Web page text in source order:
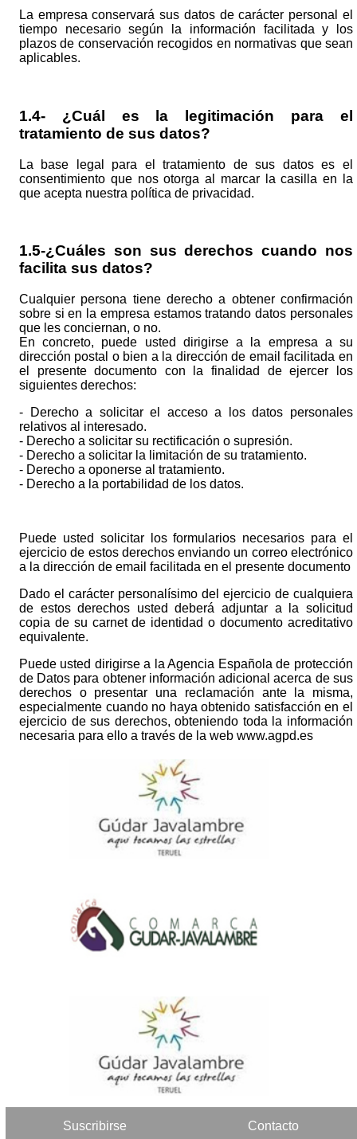
La empresa conservará sus datos de carácter personal el
tiempo necesario según la información facilitada y los
plazos de conservación recogidos en normativas que sean
aplicables.
1.4- ¿Cuál es la legitimación para el
tratamiento de sus datos?
La base legal para el tratamiento de sus datos es el
consentimiento que nos otorga al marcar la casilla en la
que acepta nuestra política de privacidad.
1.5-¿Cuáles son sus derechos cuando nos
facilita sus datos?
Cualquier persona tiene derecho a obtener confirmación
sobre si en la empresa estamos tratando datos personales
que les conciernan, o no.
En concreto, puede usted dirigirse a la empresa a su
dirección postal o bien a la dirección de email facilitada en
el presente documento con la finalidad de ejercer los
siguientes derechos:
- Derecho a solicitar el acceso a los datos personales
relativos al interesado.
- Derecho a solicitar su rectificación o supresión.
- Derecho a solicitar la limitación de su tratamiento.
- Derecho a oponerse al tratamiento.
- Derecho a la portabilidad de los datos.
Puede usted solicitar los formularios necesarios para el
ejercicio de estos derechos enviando un correo electrónico
a la dirección de email facilitada en el presente documento
Dado el carácter personalísimo del ejercicio de cualquiera
de estos derechos usted deberá adjuntar a la solicitud
copia de su carnet de identidad o documento acreditativo
equivalente.
Puede usted dirigirse a la Agencia Española de protección
de Datos para obtener información adicional acerca de sus
derechos o presentar una reclamación ante la misma,
especialmente cuando no haya obtenido satisfacción en el
ejercicio de sus derechos, obteniendo toda la información
necesaria para ello a través de la web www.agpd.es
Suscribirse Contacto